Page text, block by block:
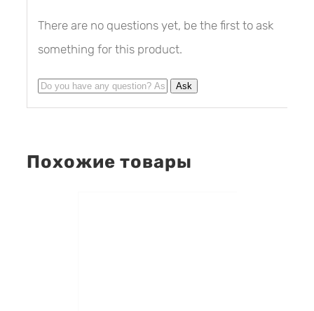
There are no questions yet, be the first to ask
something for this product.
Похожие товары